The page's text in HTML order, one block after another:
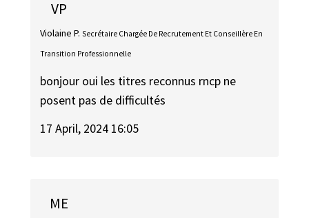
VP
Violaine P. Secrétaire Chargée De Recrutement Et Conseillère En
Transition Professionnelle
bonjour oui les titres reconnus rncp ne
posent pas de difficultés
17 April, 2024 16:05
ME